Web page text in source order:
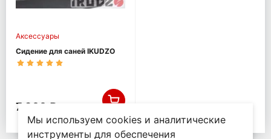
Аксессуары
Сидение для саней IKUDZO
7 900 ₽
Мы используем cookies и аналитические
инструменты для обеспечения